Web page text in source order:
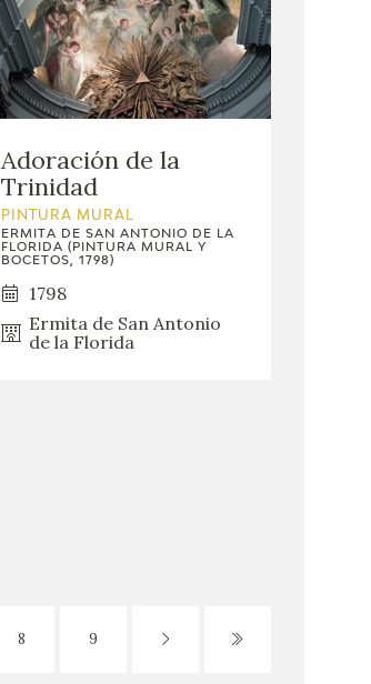
Adoración de la
Trinidad
PINTURA MURAL
ERMITA DE SAN ANTONIO DE LA
FLORIDA (PINTURA MURAL Y
BOCETOS, 1798)
1798
Ermita de San Antonio
de la Florida
8 9